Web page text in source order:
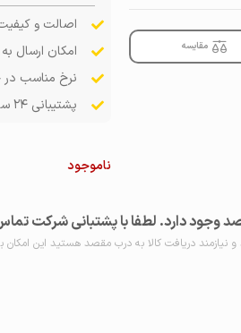
مقایسه
اصالت و کیفیت
امکان ارسال
نرخ مناسب در
پشتیبانی ۲۴ ساعته
ناموجود
وجود دارد. لطفا با پشتبانی شرکت
نیازمند دریافت کالا به درب مقصد هستید این امکان